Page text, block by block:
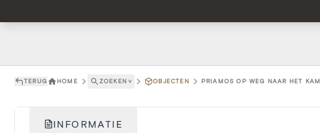
TERUG HOME ZOEKEN ˅ OBJECTEN PRIAMOS OP WEG NAAR HET
INFORMATIE